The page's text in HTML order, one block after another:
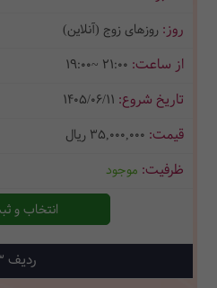
روزهای زوج (آنلاین)
19:00~ 21:00
1405/06/11
35,000,000 ریال
موجود
انتخاب و